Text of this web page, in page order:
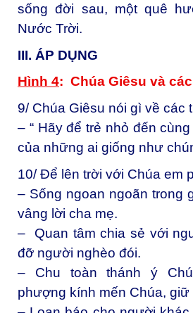
sống đời sau, một quê
Nước Trời.
III. ÁP DỤNG
Hình 4: Chúa Giêsu và
9/ Chúa Giêsu nói gì về các
– “ Hãy để trẻ nhỏ đến
của những ai giống như
10/ Để lên trời với Chúa em
– Sống ngoan ngoãn trong
vâng lời cha mẹ.
– Quan tâm chia sẻ với
đỡ người nghèo đói.
– Chu toàn thánh ý
phượng kính mến Chúa, giữ